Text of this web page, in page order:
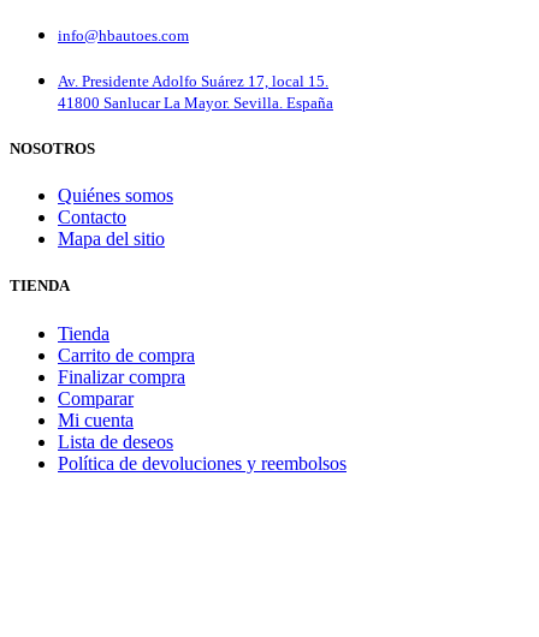
info@hbautoes.com
Av. Presidente Adolfo Suárez 17, local 15.
41800 Sanlucar La Mayor. Sevilla. España
NOSOTROS
Quiénes somos
Contacto
Mapa del sitio
TIENDA
Tienda
Carrito de compra
Finalizar compra
Comparar
Mi cuenta
Lista de deseos
Política de devoluciones y reembolsos